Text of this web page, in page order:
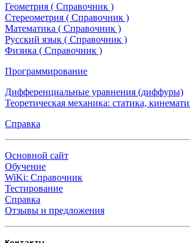
Геометрия ( Справочник )
Стереометрия ( Справочник )
Математика ( Справочник )
Русский язык ( Справочник )
Физика ( Справочник )
Программирование
Дифференциальные уравнения (диффуры)
Теоретическая механика: статика,
Справка
Основной сайт
Обучение
WiKi: Справочник
Тестирование
Справка
Отзывы и предложения